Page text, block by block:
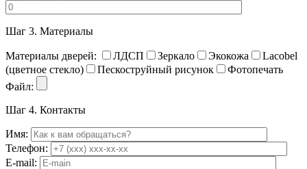
Шаг 3. Материалы
Материалы дверей: ЛДСП Зеркало Экокожа
Lacobel
(цветное стекло)
Пескоструйный рисунок
Фотопечать
Файл:
Шаг 4. Контакты
Имя:
Телефон:
E-mail: